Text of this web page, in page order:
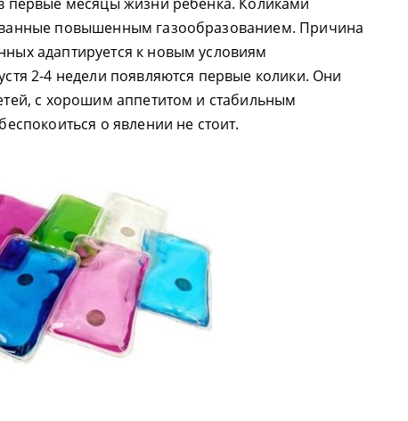
повышенным газообразованием. Причина
адаптируется к новым условиям
2-4 недели появляются первые колики. Они
с хорошим аппетитом и стабильным
о явлении не стоит.